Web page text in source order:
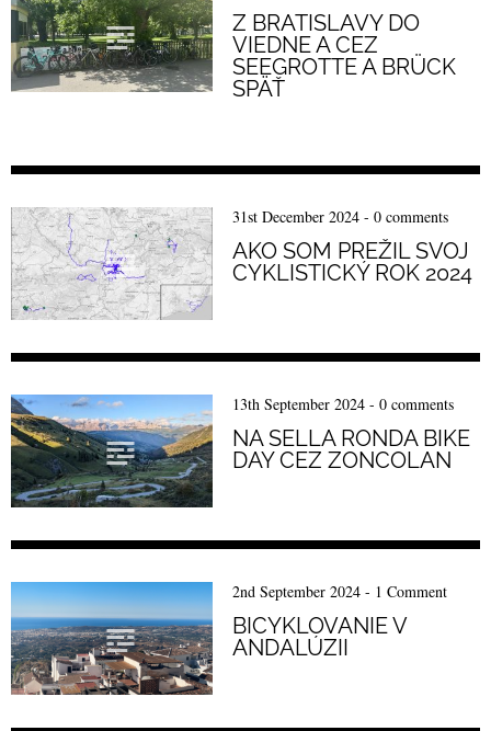
Z BRATISLAVY DO
VIEDNE A CEZ
SEEGROTTE A BRÜCK
SPÄŤ
31st December 2024 - 0 comments
AKO SOM PREŽIL SVOJ
CYKLISTICKÝ ROK 2024
13th September 2024 - 0 comments
NA SELLA RONDA BIKE
DAY CEZ ZONCOLAN
2nd September 2024 - 1 Comment
BICYKLOVANIE V
ANDALÚZII